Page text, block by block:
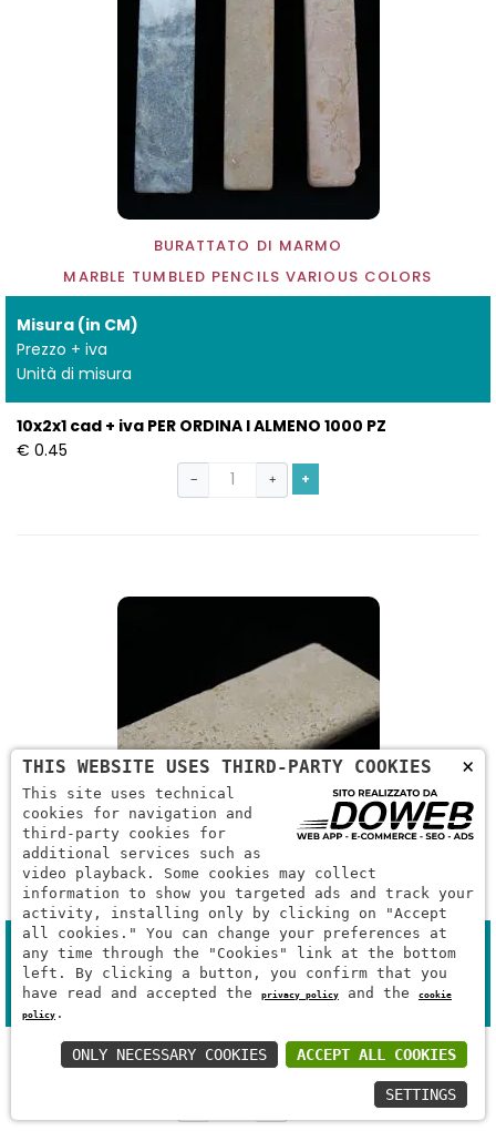
BURATTATO DI MARMO
MARBLE TUMBLED PENCILS VARIOUS COLORS
Misura (in CM)
Prezzo + iva
Unità di misura
10x2x1 cad + iva PER ORDINA I ALMENO 1000 PZ
€ 0.45
− + +
BURATTATO DI MARMO
Misura (in CM)
Prezzo + iva
Unità di misura
MISURA 20x13x3x1
€ 15.00
×
THIS WEBSITE USES THIRD-PARTY COOKIES
This site uses technical
cookies for navigation and
third-party cookies for
additional services such as
video playback. Some cookies may collect
information to show you targeted ads and track your
activity, installing only by clicking on "Accept
all cookies." You can change your preferences at
any time through the "Cookies" link at the bottom
left. By clicking a button, you confirm that you
have read and accepted the
privacy policy and the
cookie
policy .
ACCEPT ALL COOKIES
ONLY NECESSARY COOKIES
SETTINGS